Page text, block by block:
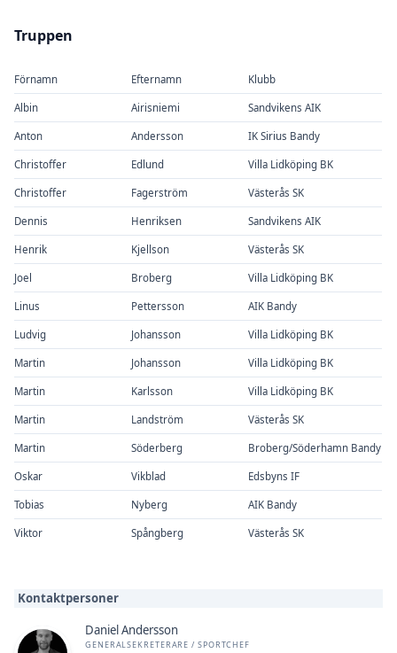
Truppen
Förnamn Efternamn Klubb
Albin Airisniemi Sandvikens AIK
Anton Andersson IK Sirius Bandy
Christoffer Edlund Villa Lidköping BK
Christoffer Fagerström Västerås SK
Dennis Henriksen Sandvikens AIK
Henrik Kjellson Västerås SK
Joel Broberg Villa Lidköping BK
Linus Pettersson AIK Bandy
Ludvig Johansson Villa Lidköping BK
Martin Johansson Villa Lidköping BK
Martin Karlsson Villa Lidköping BK
Martin Landström Västerås SK
Martin Söderberg Broberg/Söderhamn Bandy
Oskar Vikblad Edsbyns IF
Tobias Nyberg AIK Bandy
Viktor Spångberg Västerås SK
Kontaktpersoner
Daniel Andersson
GENERALSEKRETERARE / SPORTCHEF